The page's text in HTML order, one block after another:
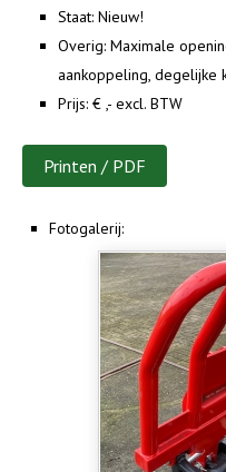
Staat: Nieuw!
Overig: Maximale
aankoppeling, degelijke
Prijs: € ,- excl. BTW
Printen / PDF
Fotogalerij: